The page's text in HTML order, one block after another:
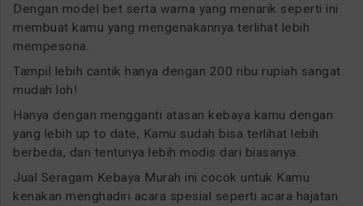
Dengan model bet serta warna yang menarik seperti ini
membuat kamu yang mengenakannya terlihat lebih
mempesona.
Tampil lebih cantik hanya dengan 200 ribu rupiah sangat
mudah loh!
Hanya dengan mengganti atasan kebaya kamu dengan
yang lebih up to date, Kamu sudah bisa terlihat lebih
berbeda, dan tentunya lebih modis dari biasanya.
Jual Seragam Kebaya Murah ini cocok untuk Kamu
kenakan menghadiri acara spesial seperti acara hajatan